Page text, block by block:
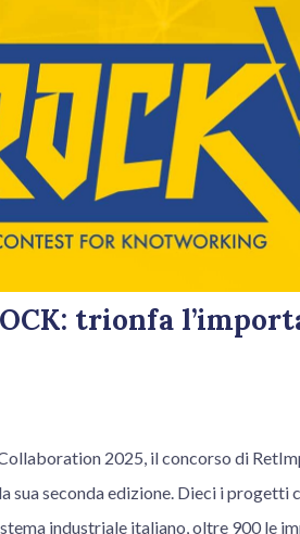
trionfa
2025, il concorso di
sua seconda edizione. Dieci i progetti
industriale italiano, oltre 900 le